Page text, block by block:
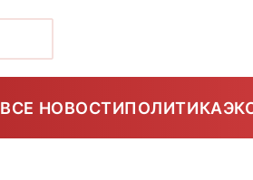
ВСЕ НОВОСТИПОЛИТИКА